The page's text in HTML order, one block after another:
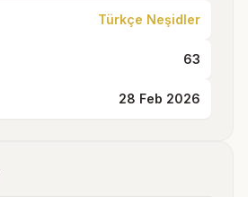
Türkçe Neşidler
63
28 Feb 2026